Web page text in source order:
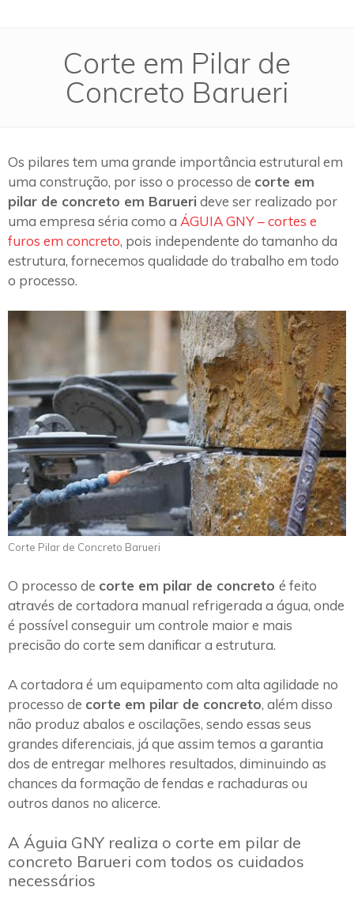
Corte em Pilar de
Concreto Barueri
Os pilares tem uma grande importância estrutural em
uma construção, por isso o processo de corte em
pilar de concreto em Barueri deve ser realizado por
uma empresa séria como a ÁGUIA GNY – cortes e
furos em concreto, pois independente do tamanho da
estrutura, fornecemos qualidade do trabalho em todo
o processo.
Corte Pilar de Concreto Barueri
O processo de corte em pilar de concreto é feito
através de cortadora manual refrigerada a água, onde
é possível conseguir um controle maior e mais
precisão do corte sem danificar a estrutura.
A cortadora é um equipamento com alta agilidade no
processo de corte em pilar de concreto, além disso
não produz abalos e oscilações, sendo essas seus
grandes diferenciais, já que assim temos a garantia
dos de entregar melhores resultados, diminuindo as
chances da formação de fendas e rachaduras ou
outros danos no alicerce.
A Águia GNY realiza o corte em pilar de
concreto Barueri com todos os cuidados
necessários